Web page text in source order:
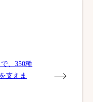
、350種
支えま